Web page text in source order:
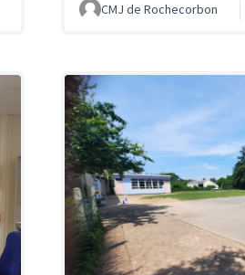
CMJ de Rochecorbon